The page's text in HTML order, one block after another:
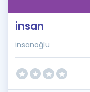
İngilizce Gramer
insan
insanoğlu